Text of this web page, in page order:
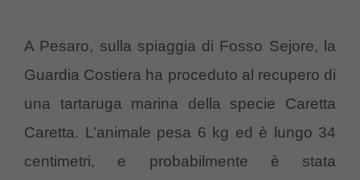
A Pesaro, sulla spiaggia di Fosso Sejore, la
Guardia Costiera ha proceduto al recupero di
una tartaruga marina della specie Caretta
Caretta. L’animale pesa 6 kg ed è lungo 34
centimetri, e probabilmente è stata